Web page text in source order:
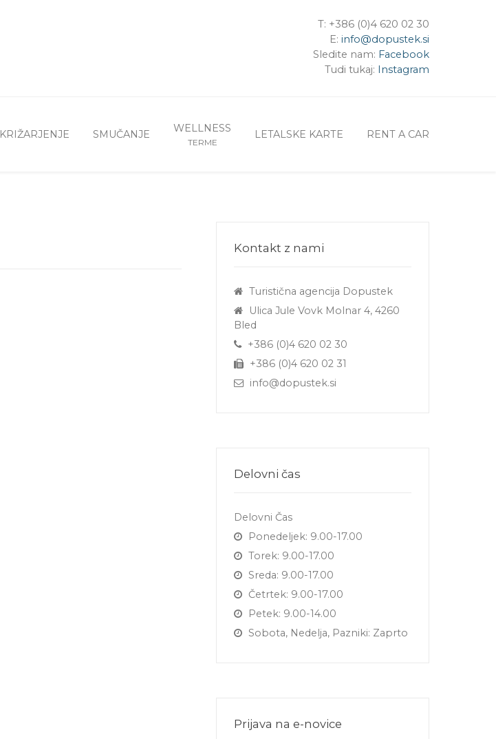
T: +386 (0)4 620 02 30
E: info@dopustek.si
Sledite nam: Facebook
Tudi tukaj: Instagram
KRIŽARJENJE SMUČANJE WELLNESS
TERME
LETALSKE KARTE RENT A CAR
Kontakt z nami
Turistična agencija Dopustek
Ulica Jule Vovk Molnar 4, 4260
Bled
+386 (0)4 620 02 30
+386 (0)4 620 02 31
info@dopustek.si
Delovni čas
Delovni Čas
Ponedeljek: 9.00-17.00
Torek: 9.00-17.00
Sreda: 9.00-17.00
Četrtek: 9.00-17.00
Petek: 9.00-14.00
Sobota, Nedelja, Pazniki: Zaprto
Prijava na e-novice